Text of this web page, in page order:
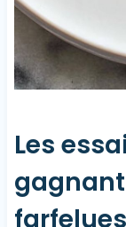
Les
farfelues